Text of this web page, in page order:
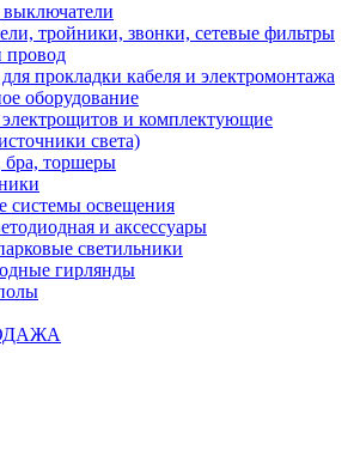
выключатели
тройники, звонки, сетевые фильтры
провод
прокладки кабеля и электромонтажа
оборудование
и комплектующие
света)
торшеры
системы освещения
и аксессуары
светильники
гирлянды